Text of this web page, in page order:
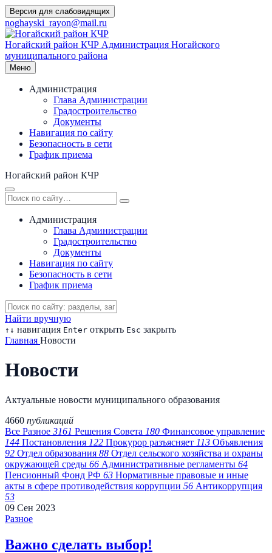
Перейти
к
содержимому
Версия для слабовидящих
noghayski_rayon@mail.ru
Ногайский район КЧР Администрация Ногайского
муниципального района
Меню
Администрация
Глава Администрации
Градостроительство
Документы
Навигация по сайту
Безопасность в сети
График приема
Ногайский район КЧР
Администрация
Глава Администрации
Градостроительство
Документы
Навигация по сайту
Безопасность в сети
График приема
Найти вручную
↑ ↓ навигация Enter открыть Esc закрыть
Главная Новости
Новости
Актуальные новости муниципального образования
4660 публикаций
Все Разное 3161 Решения Совета 180 Финансовое управление
144 Постановления 122 Прокурор разъясняет 113 Объявления
92 Отдел образования 88 Отдел сельского хозяйства и охраны
окружающей среды 66 Административные регламенты 64
Пенсионный Фонд РФ 63 Нормативные правовые и иные
акты в сфере противодействия коррупции 56 Антикоррупция
53
09 Сен 2023
Разное
Важно сделать выбор!